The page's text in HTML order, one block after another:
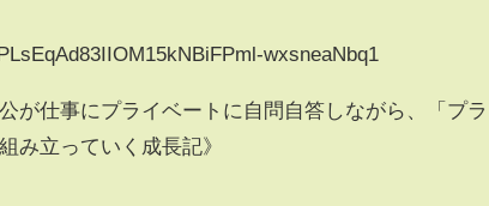
wxsneaNbq1
が仕事にプライベートに自問自答しながら、「プラ
み立っていく成長記》